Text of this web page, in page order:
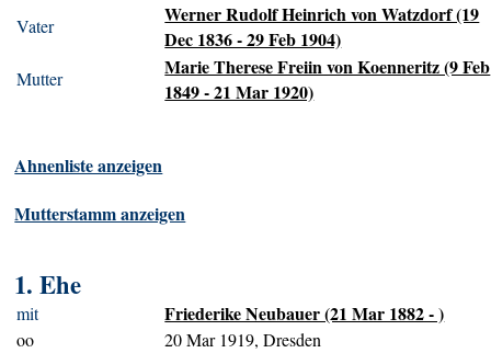
Vater
Werner Rudolf Heinrich von Watzdorf (19
Dec 1836 - 29 Feb 1904)
Mutter
Marie Therese Freiin von Koenneritz (9 Feb
1849 - 21 Mar 1920)
Ahnenliste anzeigen
Mutterstamm anzeigen
1. Ehe
mit Friederike Neubauer (21 Mar 1882 - )
oo 20 Mar 1919, Dresden